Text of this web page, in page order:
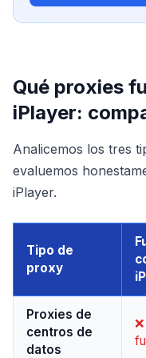
Qué proxies
iPlayer:
Analicemos los tres
evaluemos
iPlayer.
Tipo de
proxy
Proxies de
centros de
datos